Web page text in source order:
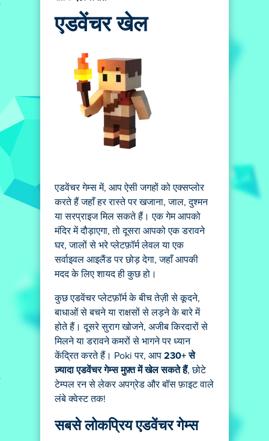
एडवेंचर खेल
एडवेंचर गेम्स में, आप ऐसी जगहों को एक्सप्लोर
करते हैं जहाँ हर रास्ते पर खजाना, जाल, दुश्मन
या सरप्राइज मिल सकते हैं। एक गेम आपको
मंदिर में दौड़ाएगा, तो दूसरा आपको एक डरावने
घर, जालों से भरे प्लेटफ़ॉर्म लेवल या एक
सर्वाइवल आइलैंड पर छोड़ देगा, जहाँ आपकी
मदद के लिए शायद ही कुछ हो।
कुछ एडवेंचर प्लेटफ़ॉर्म के बीच तेज़ी से कूदने,
बाधाओं से बचने या राक्षसों से लड़ने के बारे में
होते हैं। दूसरे सुराग खोजने, अजीब किरदारों से
मिलने या डरावने कमरों से भागने पर ध्यान
केंद्रित करते हैं। Poki पर, आप 230+ से
ज़्यादा एडवेंचर गेम्स मुफ़्त में खेल सकते हैं, छोटे
टेम्पल रन से लेकर अपग्रेड और बॉस फ़ाइट वाले
लंबे क्वेस्ट तक!
सबसे लोकप्रिय एडवेंचर गेम्स